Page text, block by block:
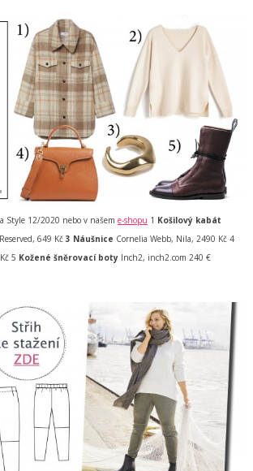
Style 12/2020 nebo v našem e-shopu 1 Košilový kabát
Reserved, 649 Kč 3 Náušnice Cornelia Webb, Nila, 2490 Kč 4
5 Kožené šněrovací boty Inch2, inch2.com 240 €